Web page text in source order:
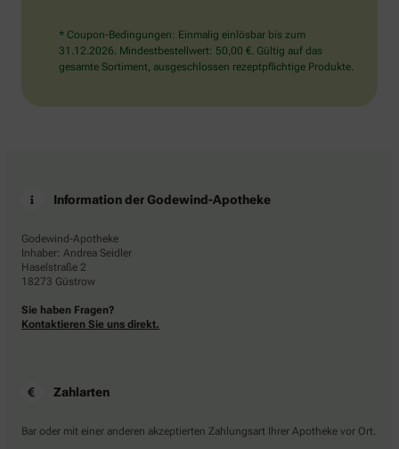
* Coupon-Bedingungen: Einmalig einlösbar bis zum
31.12.2026. Mindestbestellwert: 50,00 €. Gültig auf das
gesamte Sortiment, ausgeschlossen rezeptpflichtige Produkte.
Information der Godewind-Apotheke
Godewind-Apotheke
Inhaber: Andrea Seidler
Haselstraße 2
18273 Güstrow
Sie haben Fragen?
Kontaktieren Sie uns direkt.
Zahlarten
Bar oder mit einer anderen akzeptierten Zahlungsart Ihrer Apotheke vor Ort.